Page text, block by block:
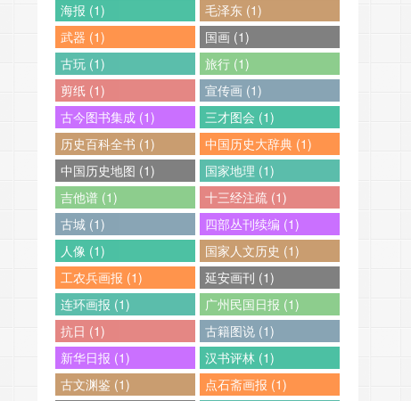
海报 (1)
毛泽东 (1)
武器 (1)
国画 (1)
古玩 (1)
旅行 (1)
剪纸 (1)
宣传画 (1)
古今图书集成 (1)
三才图会 (1)
历史百科全书 (1)
中国历史大辞典 (1)
中国历史地图 (1)
国家地理 (1)
吉他谱 (1)
十三经注疏 (1)
古城 (1)
四部丛刊续编 (1)
人像 (1)
国家人文历史 (1)
工农兵画报 (1)
延安画刊 (1)
连环画报 (1)
广州民国日报 (1)
抗日 (1)
古籍图说 (1)
新华日报 (1)
汉书评林 (1)
古文渊鉴 (1)
点石斋画报 (1)